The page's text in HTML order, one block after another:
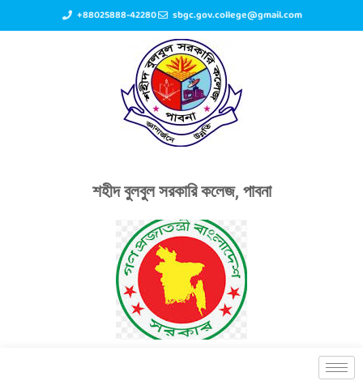
+88025888-42280 sbgc.gov.college@gmail.com
শহীদ বুলবুল সরকারি কলেজ, পাবনা